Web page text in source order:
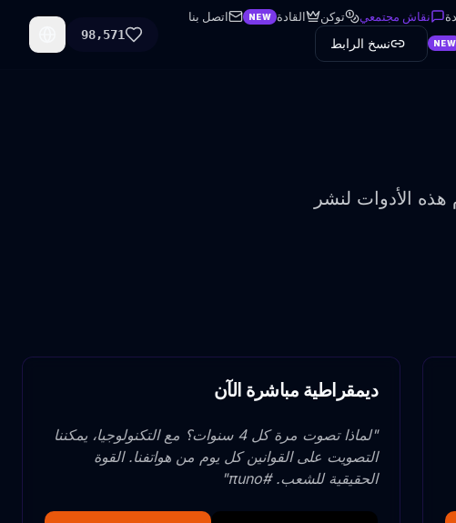
نقاش مجتمعي توكن القادة NEW
اتصل بنا
NEW نسخ الرابط
98,571
الأدوات لنشر
ديمقراطية مباشرة الآن
"
لماذا تصوت مرة كل 4 سنوات؟ مع التكنولوجيا، يمكننا
التصويت على القوانين كل يوم من هواتفنا. القوة
الحقيقية للشعب. #πuno
"